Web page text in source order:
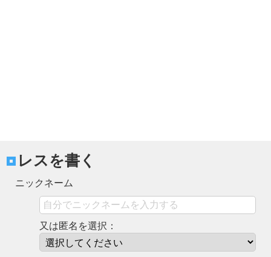
レスを書く
ニックネーム
又は匿名を選択：